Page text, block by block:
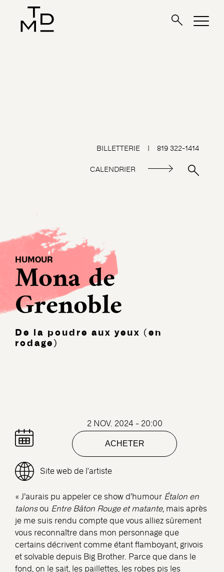
BILLETTERIE | 819 322-1414
CALENDRIER
HUMOUR
Mona de
Grenoble
De la poudre aux yeux (en
rodage)
2 NOV. 2024 - 20:00
ACHETER
Site web de l'artiste
« J’aurais pu appeler ce show d’humour Étalon en
talons ou Entre Bâton Rouge et matante, mais après
je me suis rendu compte que vous alliez sûrement
vous reconnaître dans mon personnage que
certains décrivent comme étant flamboyant, grivois
et solvable depuis Big Brother. Parce que dans le
fond, on le sait, les paillettes, les robes pis les